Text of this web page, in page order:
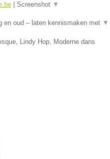
| Screenshot ▼
en oud – laten kennismaken met ▼
Lindy Hop, Moderne dans